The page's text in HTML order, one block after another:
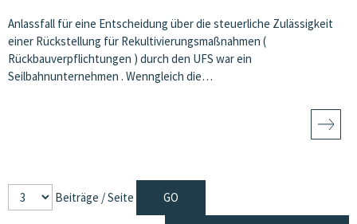
Anlassfall für eine Entscheidung über die steuerliche Zulässigkeit
einer Rückstellung für Rekultivierungsmaßnahmen (
Rückbauverpflichtungen ) durch den UFS war ein
Seilbahnunternehmen . Wenngleich die…
Beiträge / Seite